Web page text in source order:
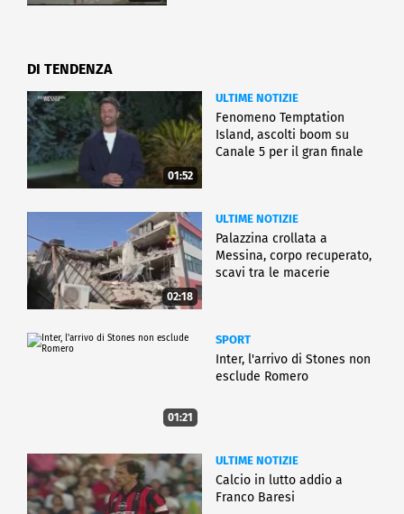
DI TENDENZA
01:52
ULTIME NOTIZIE
Fenomeno Temptation
Island, ascolti boom su
Canale 5 per il gran finale
02:18
ULTIME NOTIZIE
Palazzina crollata a
Messina, corpo recuperato,
scavi tra le macerie
01:21
SPORT
Inter, l'arrivo di Stones non
esclude Romero
ULTIME NOTIZIE
Calcio in lutto addio a
Franco Baresi